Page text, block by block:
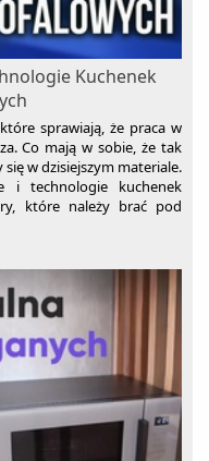
Kuchenek
sprawiają, że praca w
Co mają w sobie, że tak
w dzisiejszym materiale.
i technologie kuchenek
które należy brać pod